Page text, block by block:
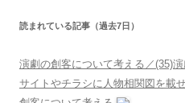
読まれている記事（過去7日）
演劇の創客について考える／(35)
サイトやチラシに人物相関図を載